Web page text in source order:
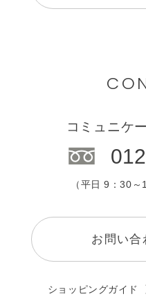
コミュニケ
（平日 9：30
お問い合
ショッピングガイド